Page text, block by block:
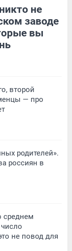
не
заводе
вы
второй
— про
родителей».
россиян в
среднем
не повод для